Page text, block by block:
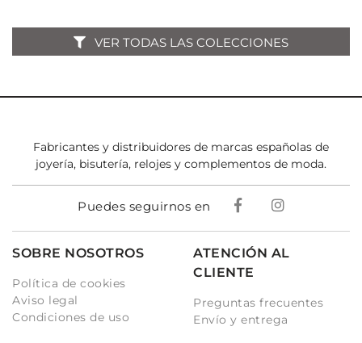
VER TODAS LAS COLECCIONES
Fabricantes y distribuidores de marcas españolas de
joyería, bisutería, relojes y complementos de moda.
Puedes seguirnos en
SOBRE NOSOTROS
Política de cookies
Aviso legal
Condiciones de uso
ATENCIÓN AL
CLIENTE
Preguntas frecuentes
Envío y entrega